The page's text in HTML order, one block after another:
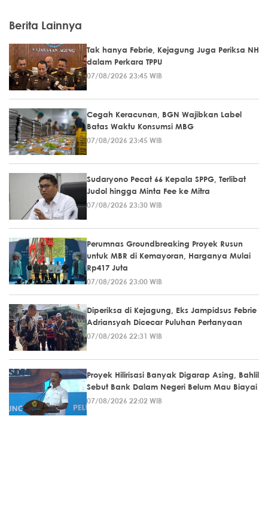
Berita Lainnya
Tak hanya Febrie, Kejagung Juga Periksa NH
dalam Perkara TPPU
07/08/2026 23:45 WIB
Cegah Keracunan, BGN Wajibkan Label
Batas Waktu Konsumsi MBG
07/08/2026 23:45 WIB
Sudaryono Pecat 66 Kepala SPPG, Terlibat
Judol hingga Minta Fee ke Mitra
07/08/2026 23:30 WIB
Perumnas Groundbreaking Proyek Rusun
untuk MBR di Kemayoran, Harganya Mulai
Rp417 Juta
07/08/2026 23:00 WIB
Diperiksa di Kejagung, Eks Jampidsus Febrie
Adriansyah Dicecar Puluhan Pertanyaan
07/08/2026 22:31 WIB
Proyek Hilirisasi Banyak Digarap Asing, Bahlil
Sebut Bank Dalam Negeri Belum Mau Biayai
07/08/2026 22:02 WIB